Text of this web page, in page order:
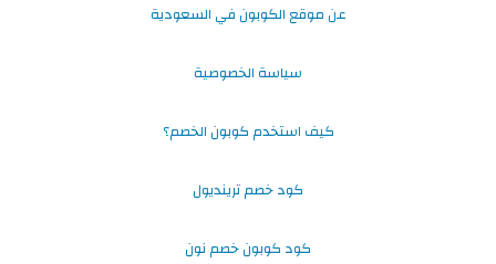
عن موقع الكوبون في السعودية
سياسة الخصوصية
كيف استخدم كوبون الخصم؟
كود خصم ترينديول
كود كوبون خصم نون